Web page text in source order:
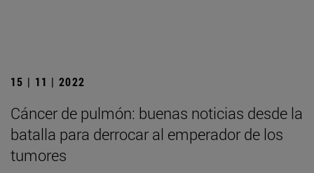
15 | 11 | 2022
Cáncer de pulmón: buenas noticias desde la
batalla para derrocar al emperador de los
tumores